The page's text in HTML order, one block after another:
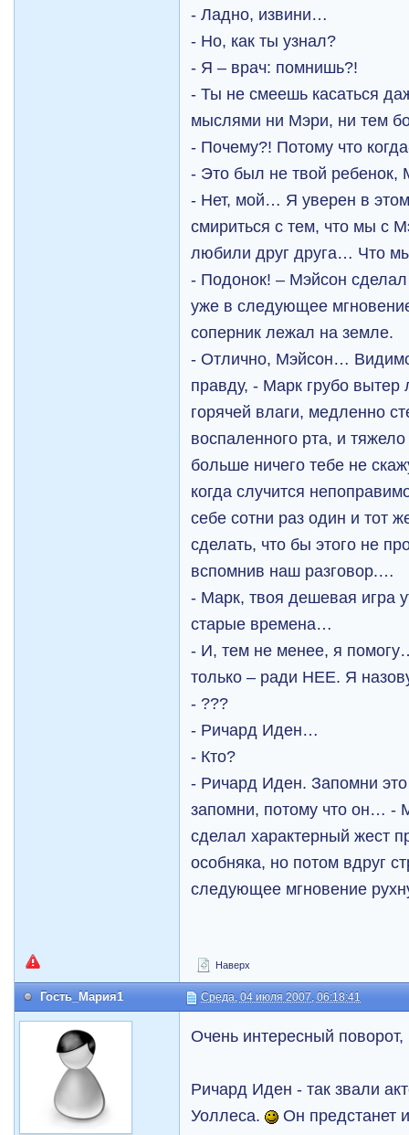
- Ладно, извини…
- Но, как ты узнал?
- Я – врач: помнишь?!
- Ты не смеешь касаться
мыслями ни Мэри, ни тем
- Почему?! Потому что
- Это был не твой ребенок,
- Нет, мой… Я уверен в
смириться с тем, что мы с
любили друг друга… Что
- Подонок! – Мэйсон
уже в следующее
соперник лежал на земле.
- Отлично, Мэйсон…
правду, - Марк грубо вытер
горячей влаги, медленно
воспаленного рта, и
больше ничего тебе не
когда случится
себе сотни раз один и тот
сделать, что бы этого не
вспомнив наш разговор.…
- Марк, твоя дешевая игра
старые времена…
- И, тем не менее, я
только – ради НЕЕ. Я
- ???
- Ричард Иден…
- Кто?
- Ричард Иден. Запомни
запомни, потому что он… -
сделал характерный жест
особняка, но потом вдруг
следующее мгновение
Наверх
Гость_Мария1 Среда, 04 июля 2007, 06:18:41
Очень интересный
Ричард Иден - так звали
Уоллеса.
Он предстанет